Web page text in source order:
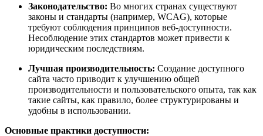
Законодательство: Во многих странах существуют
законы и стандарты (например, WCAG), которые
требуют соблюдения принципов веб-доступности.
Несоблюдение этих стандартов может привести к
юридическим последствиям.
Лучшая производительность: Создание доступного
сайта часто приводит к улучшению общей
производительности и пользовательского опыта, так как
такие сайты, как правило, более структурированы и
удобны в использовании.
Основные практики доступности: